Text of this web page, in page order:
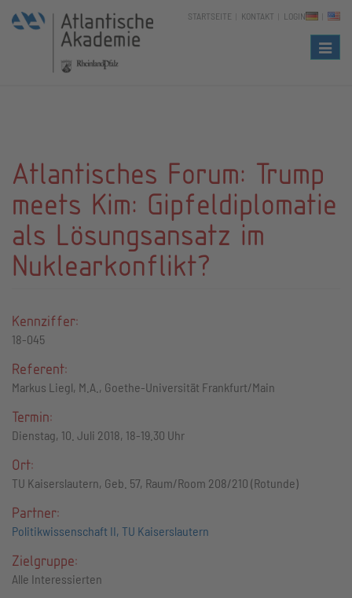
STARTSEITE KONTAKT LOGIN
Atlantisches Forum: Trump
meets Kim: Gipfeldiplomatie
als Lösungsansatz im
Nuklearkonflikt?
Kennziffer:
18-045
Referent:
Markus Liegl, M.A., Goethe-Universität Frankfurt/Main
Termin:
Dienstag, 10. Juli 2018, 18-19.30 Uhr
Ort:
TU Kaiserslautern, Geb. 57, Raum/Room 208/210 (Rotunde)
Partner:
Politikwissenschaft II, TU Kaiserslautern
Zielgruppe:
Alle Interessierten